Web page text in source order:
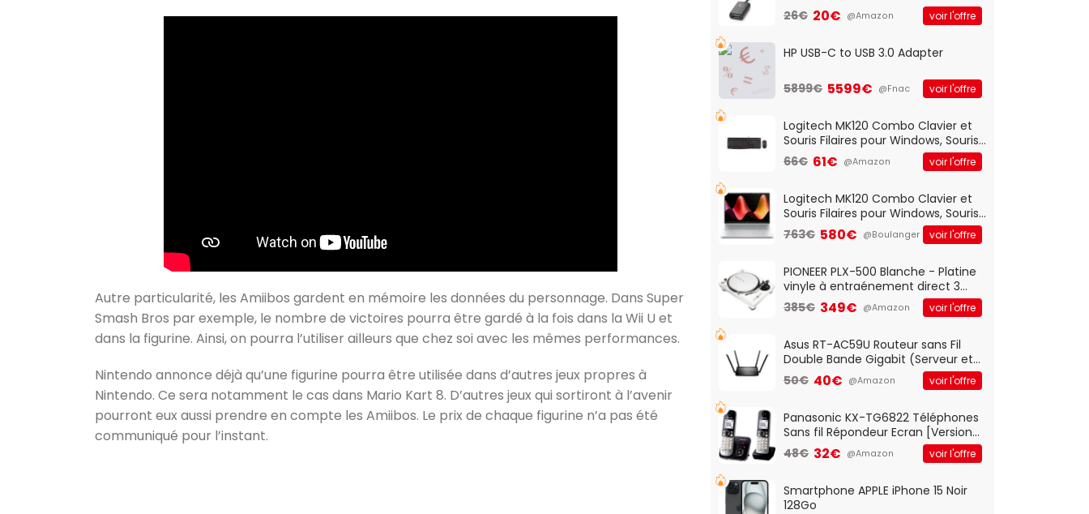
Autre particularité, les Amiibos gardent en mémoire les données du personnage. Dans Super
Smash Bros par exemple, le nombre de victoires pourra être gardé à la fois dans la Wii U et
dans la figurine. Ainsi, on pourra l’utiliser ailleurs que chez soi avec les mêmes performances.
Nintendo annonce déjà qu’une figurine pourra être utilisée dans d’autres jeux propres à
Nintendo. Ce sera notamment le cas dans Mario Kart 8. D’autres jeux qui sortiront à l’avenir
pourront eux aussi prendre en compte les Amiibos. Le prix de chaque figurine n’a pas été
communiqué pour l’instant.
26€ 20€ @Amazon voir l'offre
HP USB-C to USB 3.0 Adapter
5899€ 5599€ @Fnac voir l'offre
Logitech MK120 Combo Clavier et
Souris Filaires pour Windows, Souris
Optique Filaire, Connexion USB Plug
And Play, Confortable, Taille
QWERTY UK - Noir
66€ 61€ @Amazon voir l'offre
Logitech MK120 Combo Clavier et
Souris Filaires pour Windows, Souris
Optique Filaire, Connexion USB Plug
And Play, Confortable, Taille
QWERTY UK - Noir
763€ 580€ @Boulanger voir l'offre
PIONEER PLX-500 Blanche - Platine
vinyle à entraénement direct 3
vitesses (33-45-78 trs/min) avec
pre-ampli intégré et port USB
385€ 349€ @Amazon voir l'offre
Asus RT-AC59U Routeur sans Fil
Double Bande Gigabit (Serveur et
Client VPN, Triple Vlan, Mode Point
d'accès et Bridge, contrôle
50€ 40€ @Amazon voir l'offre
Panasonic KX-TG6822 Téléphones
Sans fil Répondeur Ecran [Version
Française]
48€ 32€ @Amazon voir l'offre
Smartphone APPLE iPhone 15 Noir
128Go